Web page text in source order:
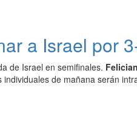
a Israel por
de Israel en semifinales.
individuales de mañana serán